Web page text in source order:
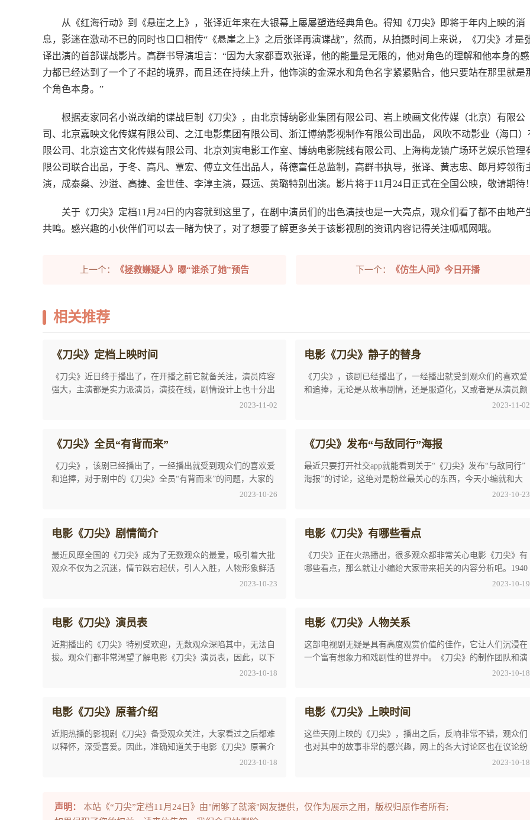
从《红海行动》到《悬崖之上》，张译近年来在大银幕上屡屡塑造经典角色。得知《刀尖》即将于年内上映的消
息，影迷在激动不已的同时也口口相传“《悬崖之上》之后张译再演谍战”，然而，从拍摄时间上来说，《刀尖》才是
译出演的首部谍战影片。高群书导演坦言：“因为大家都喜欢张译，他的能量是无限的，他对角色的理解和他本身的
力都已经达到了一个了不起的境界，而且还在持续上升，他饰演的金深水和角色名字紧紧贴合，他只要站在那里就是
个角色本身。”
根据麦家同名小说改编的谍战巨制《刀尖》，由北京博纳影业集团有限公司、岩上映画文化传媒（北京）有限公
司、北京嘉映文化传媒有限公司、之江电影集团有限公司、浙江博纳影视制作有限公司出品， 风吹不动影业（海口）
限公司、北京途古文化传媒有限公司、北京刘寅电影工作室、博纳电影院线有限公司、上海梅龙镇广场环艺娱乐管理
限公司联合出品，于冬、高凡、覃宏、傅立文任出品人，蒋德富任总监制，高群书执导，张译、黄志忠、郎月婷领衔
演，成泰燊、沙溢、高捷、金世佳、李淳主演，聂远、黄璐特别出演。影片将于11月24日正式在全国公映，敬请期待！
关于《刀尖》定档11月24日的内容就到这里了，在剧中演员们的出色演技也是一大亮点，观众们看了都不由地产
共鸣。感兴趣的小伙伴们可以去一睹为快了，对了想要了解更多关于该影视剧的资讯内容记得关注呱呱网哦。
上一个： 《拯救嫌疑人》曝“谁杀了她”预告 下一个： 《仿生人间》今日开播
相关推荐
《刀尖》定档上映时间
《刀尖》近日终于播出了，在开播之前它就备关注，演员阵容
强大，主演都是实力派演员，演技在线，剧情设计上也十分出
2023-11-02
电影《刀尖》静子的替身
《刀尖》，该剧已经播出了，一经播出就受到观众们的喜欢爱
和追捧，无论是从故事剧情，还是服道化，又或者是从演员颜
2023-11-02
《刀尖》全员“有背而来”
《刀尖》，该剧已经播出了，一经播出就受到观众们的喜欢爱
和追捧，对于剧中的《刀尖》全员“有背而来”的问题，大家的
2023-10-26
《刀尖》发布“与敌同行”海报
最近只要打开社交app就能看到关于“《刀尖》发布“与敌同行”
海报”的讨论，这绝对是粉丝最关心的东西，今天小编就和大
2023-10-23
电影《刀尖》剧情简介
最近风靡全国的《刀尖》成为了无数观众的最爱，吸引着大批
观众不仅为之沉迷，情节跌宕起伏，引人入胜，人物形象鲜活
2023-10-23
电影《刀尖》有哪些看点
《刀尖》正在火热播出，很多观众都非常关心电影《刀尖》有
哪些看点，那么就让小编给大家带来相关的内容分析吧。1940
2023-10-19
电影《刀尖》演员表
近期播出的《刀尖》特别受欢迎，无数观众深陷其中，无法自
拔。观众们都非常渴望了解电影《刀尖》演员表，因此，以下
2023-10-18
电影《刀尖》人物关系
这部电视剧无疑是具有高度观赏价值的佳作，它让人们沉浸在
一个富有想象力和戏剧性的世界中。《刀尖》的制作团队和演
2023-10-18
电影《刀尖》原著介绍
近期热播的影视剧《刀尖》备受观众关注，大家看过之后都难
以释怀，深受喜爱。因此，准确知道关于电影《刀尖》原著介
2023-10-18
电影《刀尖》上映时间
这些天刚上映的《刀尖》，播出之后，反响非常不错，观众们
也对其中的故事非常的感兴趣，网上的各大讨论区也在议论纷
2023-10-18
声明：
本站《“刀尖”定档11月24日》由"闹够了就滚"网友提供，仅作为展示之用，版权归原作者所有;